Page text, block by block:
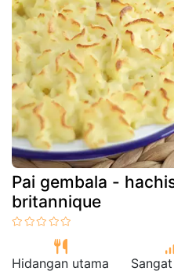
Pai gembala -
britannique
Hidangan utama